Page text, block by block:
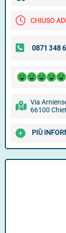
CHIUSO
Via
66100
PIÙ